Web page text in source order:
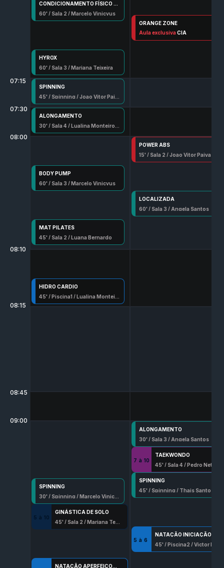
07:15
07:30
08:00
08:10
08:15
08:45
09:00
CONDICIONAMENTO FÍSICO TOTAL (CFT)
60' / Sala 2 /Marcelo Vinicyus
HYROX
60' / Sala 3 /Mariana Teixeira
SPINNING
45' / Spinning /Joao Vitor Paiva
ALONGAMENTO
30' / Sala 4 /Lualina Monteiro Farias
BODY PUMP
60' / Sala 3 /Marcelo Vinicyus
MAT PILATES
45' / Sala 2 /Luana Bernardo
HIDRO CARDIO
45' /Piscina1 /Lualina Monteiro Farias
SPINNING
30' / Spinning /Marcelo Vinicyus
GINÁSTICA DE SOLO
5 à 10
45' / Sala 2 /Mariana Teixeira
NATAÇÃO APERFEIÇOAMENTO
ORANGE ZONE
60' /Sala 3/Joao Vitor Paiva
Aula exclusivaCIA
POWER ABS
15' / Sala 2 /Joao Vitor Paiva
LOCALIZADA
60' / Sala 3 / Angela Santos
ALONGAMENTO
30' / Sala 3 / Angela Santos
TAEKWONDO
7 à 10
45' / Sala 4 /Pedro Neto
SPINNING
45' / Spinning / Thais Santos
NATAÇÃO INICIAÇÃO
5 à 6
45' /Piscina2 /Victor Moreira Teixeira